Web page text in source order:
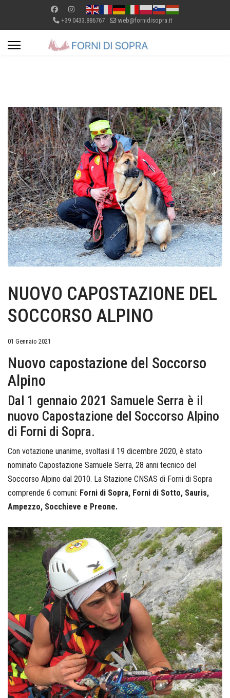
+39 0433.886767 web@fornidisopra.it
NUOVO CAPOSTAZIONE DEL
SOCCORSO ALPINO
01 Gennaio 2021
Nuovo capostazione del Soccorso
Alpino
Dal 1 gennaio 2021 Samuele Serra è il
nuovo Capostazione del Soccorso Alpino
di Forni di Sopra.
Con votazione unanime, svoltasi il 19 dicembre 2020, è stato
nominato Capostazione Samuele Serra, 28 anni tecnico del
Soccorso Alpino dal 2010. La Stazione CNSAS di Forni di Sopra
comprende 6 comuni: Forni di Sopra, Forni di Sotto, Sauris,
Ampezzo, Socchieve e Preone.